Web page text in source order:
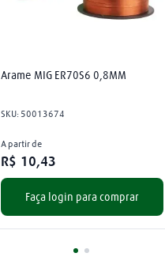
Arame MIG ER70S6 0,8MM
SKU: 50013674
A partir de
R$ 10,43
Faça login para comprar